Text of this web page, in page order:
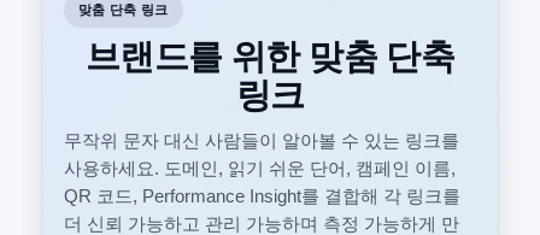
맞춤 단축 링크
브랜드를 위한 맞춤 단축
링크
무작위 문자 대신 사람들이 알아볼 수 있는 링크를
사용하세요. 도메인, 읽기 쉬운 단어, 캠페인 이름,
QR 코드, Performance Insight를 결합해 각 링크를
더 신뢰 가능하고 관리 가능하며 측정 가능하게 만